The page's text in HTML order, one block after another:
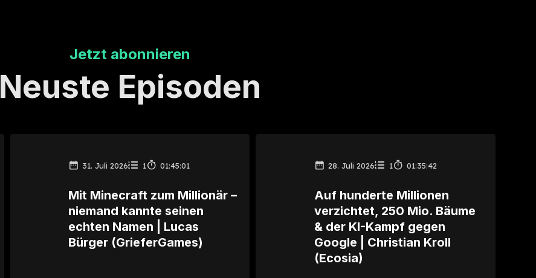
Jetzt abonnieren
Neuste Episoden
31. Juli 2026 1 01:45:01
Mit Minecraft zum Millionär –
niemand kannte seinen
echten Namen | Lucas
Bürger (GrieferGames)
28. Juli 2026 1 01:35:42
Auf hunderte Millionen
verzichtet, 250 Mio. Bäume
& der KI-Kampf gegen
Google | Christian Kroll
(Ecosia)